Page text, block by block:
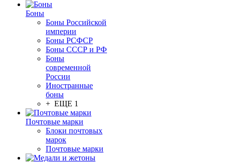
Боны
Боны Российской
империи
Боны РСФСР
Боны СССР и РФ
Боны
современной
России
Иностранные
боны
+ ЕЩЕ 1
Почтовые марки
Блоки почтовых
марок
Почтовые марки